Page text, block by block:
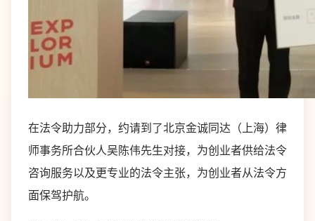
在法令助力部分，约请到了北京金诚同达（上海）律
师事务所合伙人吴陈伟先生对接，为创业者供给法令
咨询服务以及更专业的法令主张，为创业者从法令方
面保驾护航。